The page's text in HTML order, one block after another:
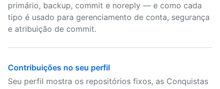
primário, backup, commit e noreply — e como cada
tipo é usado para gerenciamento de conta, segurança
e atribuição de commit.
Contribuições no seu perfil
Seu perfil mostra os repositórios fixos, as Conquistas